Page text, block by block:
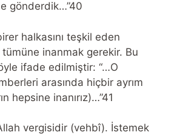
gönderdik…”40
halkasını teşkil eden
inanmak gerekir. Bu
ifade edilmiştir: “…O
arasında hiçbir ayrım
hepsine inanırız)…”41
vergisidir (vehbî). İstemek